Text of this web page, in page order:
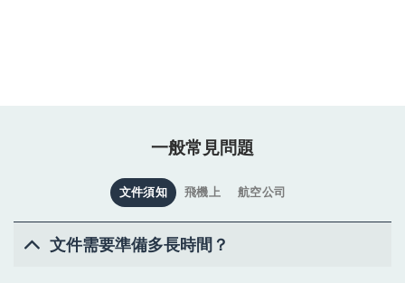
一般常見問題
文件須知 飛機上 航空公司
文件需要準備多長時間？